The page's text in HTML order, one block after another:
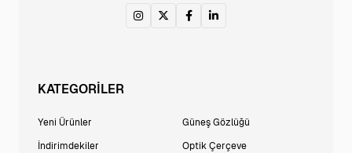
KATEGORİLER
Yeni Ürünler
İndirimdekiler
Güneş Gözlüğü
Optik Çerçeve